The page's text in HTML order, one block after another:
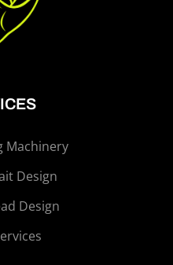
Machinery
Design
Design